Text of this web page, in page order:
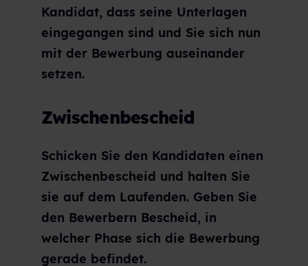
Kandidat, dass seine Unterlagen
eingegangen sind und Sie sich nun
mit der Bewerbung auseinander
setzen.
Zwischenbescheid
Schicken Sie den Kandidaten einen
Zwischenbescheid und halten Sie
sie auf dem Laufenden. Geben Sie
den Bewerbern Bescheid, in
welcher Phase sich die Bewerbung
gerade befindet.